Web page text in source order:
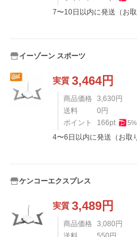
7〜10日以内に発送（お取
イーゾーン スポーツ
実質 3,464円
商品価格 3,630 円
送料
0 円
ポイント
166pt 5%
4〜6日以内に発送（お取
ケンコーエクスプレス
実質 3,489円
商品価格 3,080 円